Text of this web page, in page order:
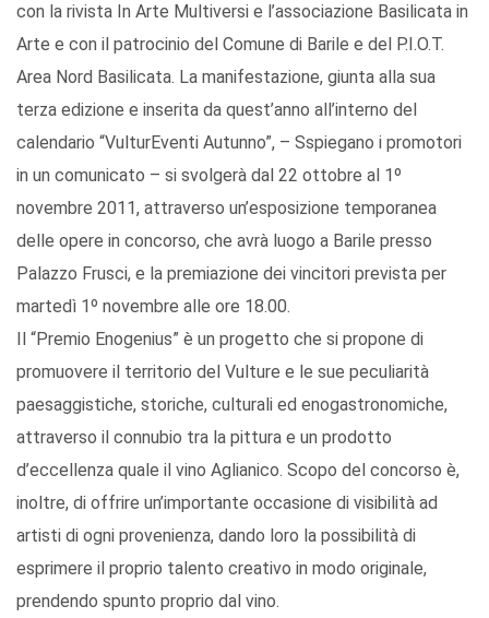
con la rivista In Arte Multiversi e l’associazione Basilicata in
Arte e con il patrocinio del Comune di Barile e del P.I.O.T.
Area Nord Basilicata. La manifestazione, giunta alla sua
terza edizione e inserita da quest’anno all’interno del
calendario “VulturEventi Autunno”, – Sspiegano i promotori
in un comunicato – si svolgerà dal 22 ottobre al 1º
novembre 2011, attraverso un’esposizione temporanea
delle opere in concorso, che avrà luogo a Barile presso
Palazzo Frusci, e la premiazione dei vincitori prevista per
martedì 1º novembre alle ore 18.00.
Il “Premio Enogenius” è un progetto che si propone di
promuovere il territorio del Vulture e le sue peculiarità
paesaggistiche, storiche, culturali ed enogastronomiche,
attraverso il connubio tra la pittura e un prodotto
d’eccellenza quale il vino Aglianico. Scopo del concorso è,
inoltre, di offrire un’importante occasione di visibilità ad
artisti di ogni provenienza, dando loro la possibilità di
esprimere il proprio talento creativo in modo originale,
prendendo spunto proprio dal vino.